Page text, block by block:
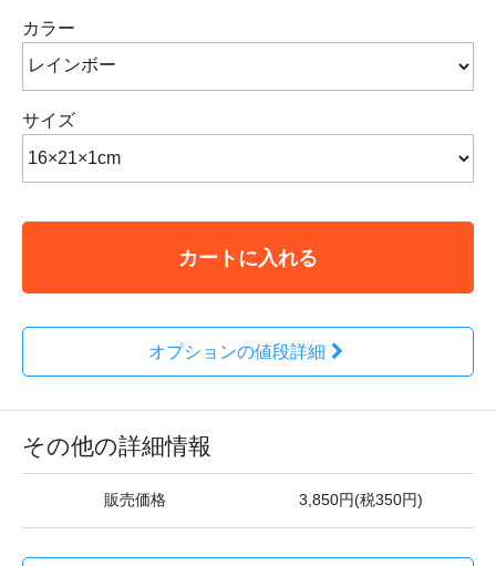
カラー
サイズ
カートに入れる
オプションの値段詳細
その他の詳細情報
販売価格 3,850円(税350円)